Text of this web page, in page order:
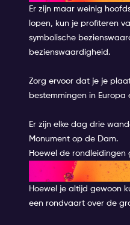
Er zijn maar weinig
lopen, kun je profiteren
symbolische
bezienswaardigheid.
Zorg ervoor dat je je
bestemmingen in Europa
Er zijn elke dag drie
Monument op de Dam.
Hoewel de
PROBEER
Hoewel je altijd gewoon
een rondvaart over de